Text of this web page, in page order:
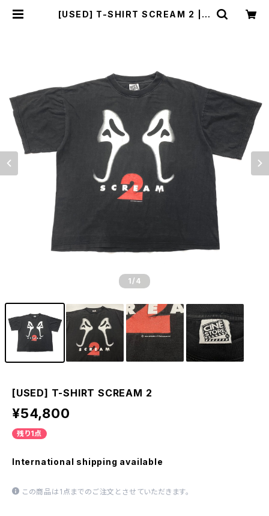
[USED] T-SHIRT SCREAM 2 | s
1 /4
[USED] T-SHIRT SCREAM 2
¥54,800
残り1点
International shipping available
この商品は1点までのご注文とさせていただきます。